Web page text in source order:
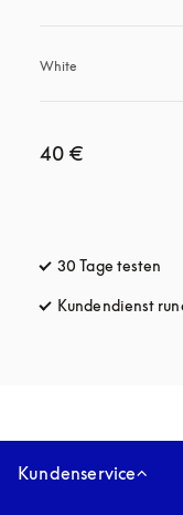
White
40 €
30 Tage testen
Kundendienst
Kundenservice